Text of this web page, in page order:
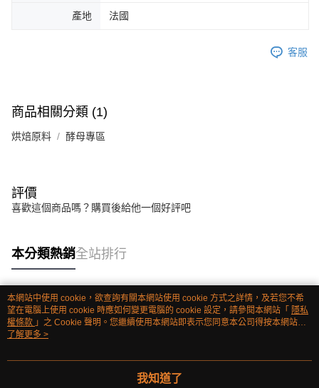
產地 法國
客服
商品相關分類 (1)
烘焙原料 酵母專區
評價
喜歡這個商品嗎？購買後給他一個好評吧
本分類熱銷全站排行
熱門標籤
本網站中使用 cookie，欲查詢有關本網站使用 cookie 方式之詳情，及若您不希
望在電腦上使用 cookie 時應如何變更電腦的 cookie 設定，請參閱本網站「 隱私
權條款 」之 Cookie 聲明。您繼續使用本網站即表示您同意本公司得按本網站使
用條款之 Cookie 聲明使用 cookie。
了解更多 >
我知道了